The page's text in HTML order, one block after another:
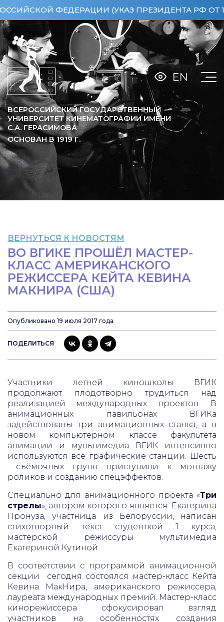
ФЕДЕРАЦИИ (УКАЗ ПРЕЗИДЕНТА РФ ОТ
ВСЕРОССИЙСКИЙ ГОСУДАРСТВЕННЫЙ
УНИВЕРСИТЕТ КИНЕМАТОГРАФИИ ИМЕНИ
С.А. ГЕРАСИМОВА
ОСНОВАН В 1919Г.
EN
ВЕРНУТЬСЯ К НОВОСТЯМ
ВО ВГИКЕ ПРОШЁЛ МАСТЕР-
КЛАСС АМЕРИКАНСКОГО
РЕЖИССЕРА КЕЙТА КЕВИНА
МАКНИРА (США)
Опубликовано 19 июля 2017 года
ПОДЕЛИТЬСЯ
Участники летней киношколы ВГИК
продолжают плодотворно трудиться над
реализацией международных проектов. В
анимационных павильонах ВГИКа
задействованы три анимационных станка, а в
новом компьютерном классе факультета
анимации и мультимедиа ВГИК интенсивно
используются все графические станции. Шесть
съёмочных групп приступили к монтажу
роликов и созданию спецэффектов.
Специально для анимационного проекта «Три
стрелы», автором которого является Екатерина
Пронуза, участница из Белоруссии, написан
стихотворный текст студенткой 1 курса,
мастерской режиссуры мультимедиа
Екатериной Кутиной.
В соответствии с программой анимационной
секции сегодня состоялся мастер-класс Кейта
Кевина МакНира, американского режиссера,
лауреата международных премий. Мастер-класс
кинорежиссера сфокусировал взгляд
участников на особенностях создания